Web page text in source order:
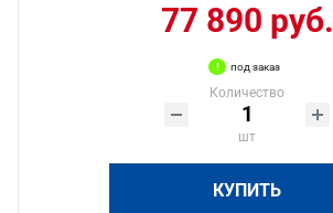
77 890 руб.
под заказ
Количество
шт
КУПИТЬ